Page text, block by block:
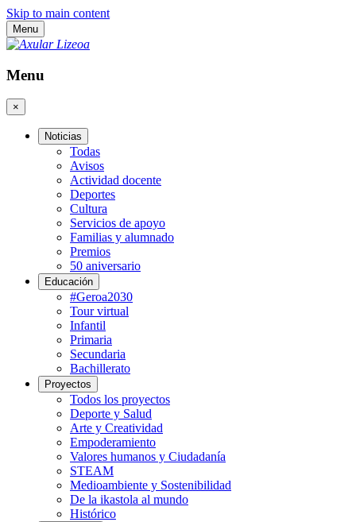
Skip to main content
Menu
Menu
×
Noticias
Todas
Avisos
Actividad docente
Deportes
Cultura
Servicios de apoyo
Familias y alumnado
Premios
50 aniversario
Educación
#Geroa2030
Tour virtual
Infantil
Primaria
Secundaria
Bachillerato
Proyectos
Todos los proyectos
Deporte y Salud
Arte y Creatividad
Empoderamiento
Valores humanos y Ciudadanía
STEAM
Medioambiente y Sostenibilidad
De la ikastola al mundo
Histórico